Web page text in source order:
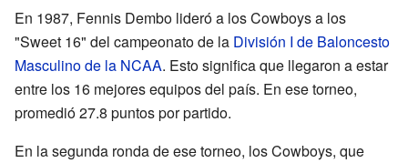
En 1987, Fennis Dembo lideró a los Cowboys a los
"Sweet 16" del campeonato de la División I de Baloncesto
Masculino de la NCAA. Esto significa que llegaron a estar
entre los 16 mejores equipos del país. En ese torneo,
promedió 27.8 puntos por partido.
En la segunda ronda de ese torneo, los Cowboys, que